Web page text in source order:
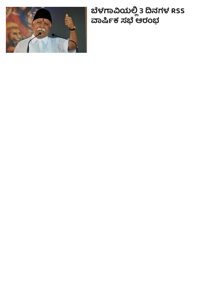
ಬೆಳಗಾವಿಯಲ್ಲಿ 3 ದಿನಗಳ RSS
ವಾರ್ಷಿಕ ಸಭೆ ಆರಂಭ